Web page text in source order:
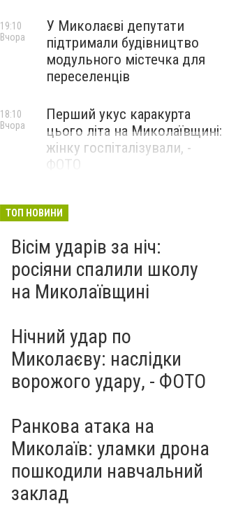
У Миколаєві депутати
підтримали будівництво
модульного містечка для
переселенців
19:10
Вчора
Перший укус каракурта
цього літа на Миколаївщині:
жінку госпіталізували, -
ФОТО
18:10
Вчора
ТОП НОВИНИ
Вісім ударів за ніч:
росіяни спалили школу
на Миколаївщині
Нічний удар по
Миколаєву: наслідки
ворожого удару, - ФОТО
Ранкова атака на
Миколаїв: уламки дрона
пошкодили навчальний
заклад